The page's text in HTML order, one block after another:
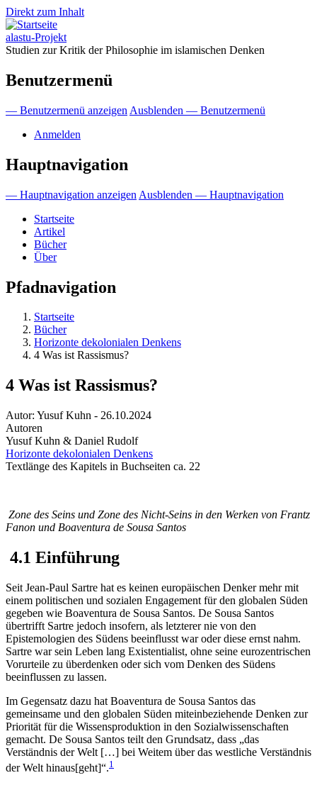
Direkt zum Inhalt
alastu-Projekt
Studien zur Kritik der Philosophie im islamischen Denken
Benutzermenü
— Benutzermenü anzeigen Ausblenden — Benutzermenü
Anmelden
Hauptnavigation
— Hauptnavigation anzeigen Ausblenden — Hauptnavigation
Startseite
Artikel
Bücher
Über
Pfadnavigation
Startseite
Bücher
Horizonte dekolonialen Denkens
4 Was ist Rassismus?
4 Was ist Rassismus?
Autor: Yusuf Kuhn - 26.10.2024
Autoren
Yusuf Kuhn & Daniel Rudolf
Horizonte dekolonialen Denkens
Textlänge des Kapitels in Buchseiten ca. 22
Zone des Seins und Zone des Nicht-Seins in den Werken von Frantz
Fanon und Boaventura de Sousa Santos
4.1 Einführung
Seit Jean-Paul Sartre hat es keinen europäischen Denker mehr mit
einem politischen und sozialen Engagement für den globalen Süden
gegeben wie Boaventura de Sousa Santos. De Sousa Santos
übertrifft Sartre jedoch insofern, als letzterer nie von den
Epistemologien des Südens beeinflusst war oder diese ernst nahm.
Sartre war sein Leben lang Existentialist, ohne seine eurozentrischen
Vorurteile zu überdenken oder sich vom Denken des Südens
beeinflussen zu lassen.
Im Gegensatz dazu hat Boaventura de Sousa Santos das
gemeinsame und den globalen Süden miteinbeziehende Denken zur
Priorität für die Wissensproduktion in den Sozialwissenschaften
gemacht. De Sousa Santos teilt den Grundsatz, dass „das
Verständnis der Welt […] bei Weitem über das westliche Verständnis
der Welt hinaus[geht]“.1